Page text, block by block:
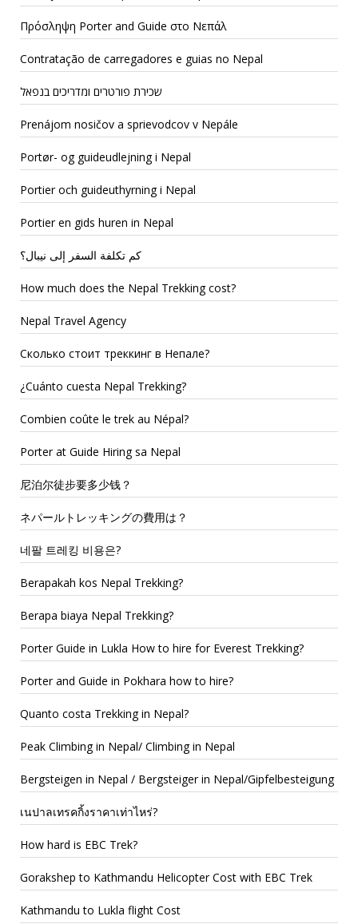
Πρόσληψη Porter and Guide στο Νεπάλ
Contratação de carregadores e guias no Nepal
שכירת פורטרים ומדריכים בנפאל
Prenájom nosičov a sprievodcov v Nepále
Portør- og guideudlejning i Nepal
Portier och guideuthyrning i Nepal
Portier en gids huren in Nepal
كم تكلفة السفر إلى نيبال؟
How much does the Nepal Trekking cost?
Nepal Travel Agency
Сколько стоит треккинг в Непале?
¿Cuánto cuesta Nepal Trekking?
Combien coûte le trek au Népal?
Porter at Guide Hiring sa Nepal
尼泊尔徒步要多少钱？
ネパールトレッキングの費用は？
네팔 트레킹 비용은?
Berapakah kos Nepal Trekking?
Berapa biaya Nepal Trekking?
Porter Guide in Lukla How to hire for Everest Trekking?
Porter and Guide in Pokhara how to hire?
Quanto costa Trekking in Nepal?
Peak Climbing in Nepal/ Climbing in Nepal
Bergsteigen in Nepal / Bergsteiger in Nepal/Gipfelbesteigung
เนปาลเทรคกิ้งราคาเท่าไหร่?
How hard is EBC Trek?
Gorakshep to Kathmandu Helicopter Cost with EBC Trek
Kathmandu to Lukla flight Cost